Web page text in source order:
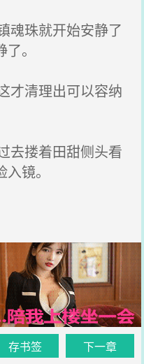
魂珠就开始安静了
。
才清理出可以容纳
去搂着田甜侧头看
镜。
存书签 下一章